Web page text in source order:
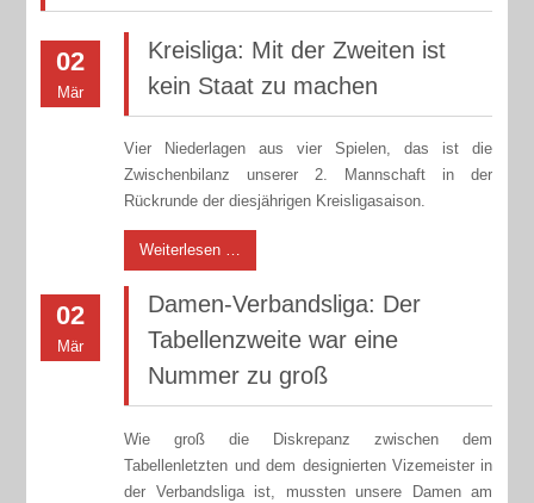
02
Mär
Kreisliga: Mit der Zweiten ist
kein Staat zu machen
Vier Niederlagen aus vier Spielen, das ist die
Zwischenbilanz unserer 2. Mannschaft in der
Rückrunde der diesjährigen Kreisligasaison.
Weiterlesen …
02
Mär
Damen-Verbandsliga: Der
Tabellenzweite war eine
Nummer zu groß
Wie groß die Diskrepanz zwischen dem
Tabellenletzten und dem designierten Vizemeister in
der Verbandsliga ist, mussten unsere Damen am